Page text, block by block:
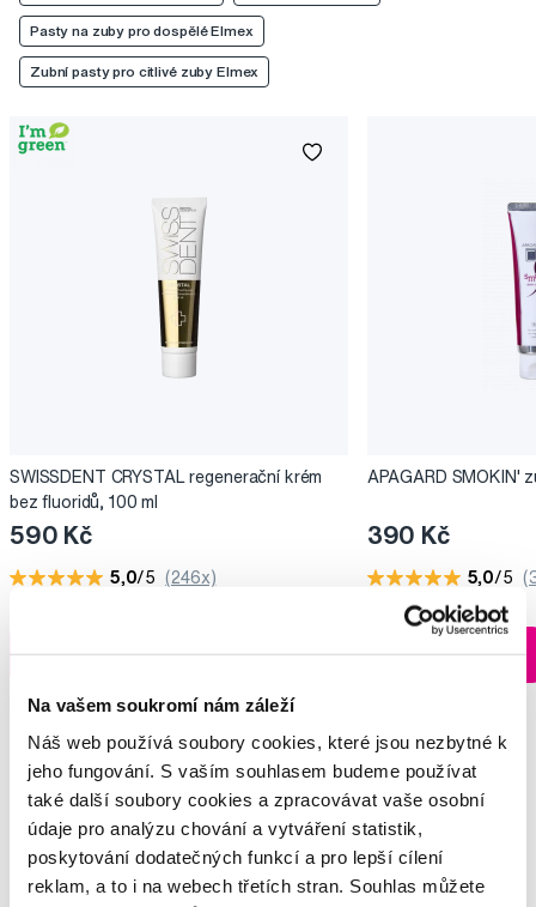
Na vašem soukromí nám záleží
Náš web používá soubory cookies, které jsou nezbytné k
jeho fungování. S vaším souhlasem budeme používat
také další soubory cookies a zpracovávat vaše osobní
údaje pro analýzu chování a vytváření statistik,
poskytování dodatečných funkcí a pro lepší cílení
reklam, a to i na webech třetích stran. Souhlas můžete
Pasty na zuby pro dospělé Elmex
Zubní pasty pro citlivé zuby Elmex
SWISSDENT CRYSTAL regenerační krém
bez fluoridů, 100 ml
590 Kč
5,0/5 (246x)
Do košíku
Ihned na
APAGARD SMOKIN'
390 Kč
5,0/5
Do košíku
Vybrané dotazy a články